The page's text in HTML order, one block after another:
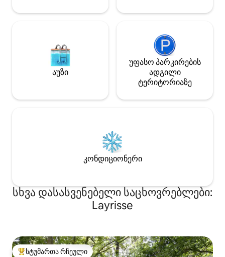
აუზი
უფასო პარკირების
ადგილი
ტერიტორიაზე
კონდიციონერი
სხვა დასასვენებელი საცხოვრებლები:
Layrisse
სტუმართა რჩეული